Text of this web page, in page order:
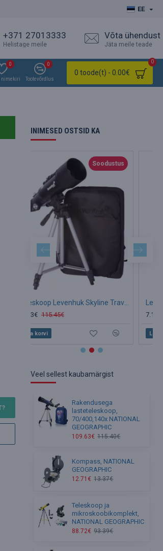
EE
+371 27013333
Helistage meile
Võta ühendust
Jäta meile teade
nimekiri
0
Tootevõrdlus
0
0 toode(t) - 0.00€
0
INIMESED OSTSID KA
Soodustus
Teleskoop Levenhuk Skyline Travel 70 70/400 <140x seljakotiga
Lisa korvi
Veel sellest kaubamärgist
Rakendusega
lasteteleskoop,
70/400,140x NATIONAL
GEOGRAPHIC
109.63€ 115.40€
Kompass, NATIONAL
GEOGRAPHIC
12.71€ 13.37€
Teleskoop ja
mikroskoobikomplekt,
NATIONAL GEOGRAPHIC
88.72€ 93.39€